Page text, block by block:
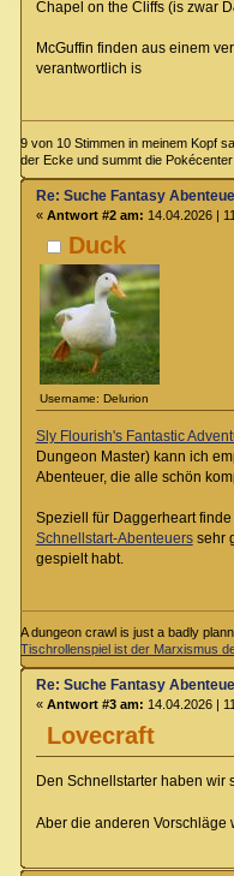
Chapel on the Cliffs (is zwar
McGuffin finden aus einem
verantwortlich is
9 von 10 Stimmen in meinem Kopf
der Ecke und summt die
Duck
Username: Delurion
Re: Suche Fantasy
« Antwort #2 am: 14.04.2026 |
Sly Flourish's Fantastic
Dungeon Master) kann ich
Abenteuer, die alle schön
Speziell für Daggerheart
Schnellstart-Abenteuerssehr
gespielt habt.
A dungeon crawl is just a badly
Tischrollenspiel ist der Marxismus
Lovecraft
Re: Suche Fantasy
« Antwort #3 am: 14.04.2026 |
Den Schnellstarter haben wir
Aber die anderen Vorschläge